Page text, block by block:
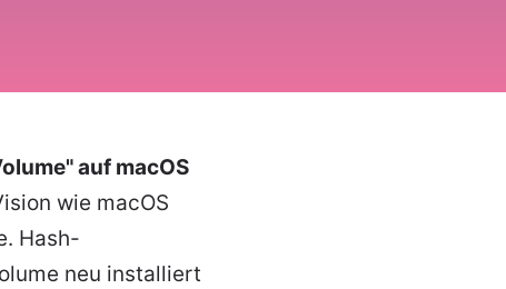
auf macOS
wie macOS
Hash-
neu installiert